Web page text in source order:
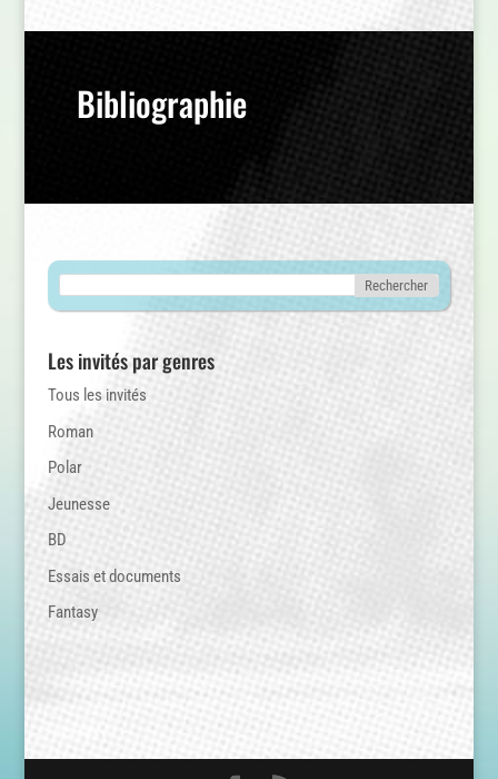
Bibliographie
Les invités par genres
Tous les invités
Roman
Polar
Jeunesse
BD
Essais et documents
Fantasy